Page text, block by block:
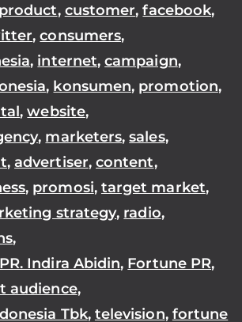
product, customer,facebook,
,consumers,
, internet,campaign,
, konsumen, promotion,
,website,
, marketers,sales,
,advertiser, content,
, promosi, target market,
strategy, radio,
,
Indira Abidin, Fortune PR,
audience,
Tbk, television, fortune